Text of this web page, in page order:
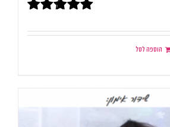
מתוך 5
הוספה לסל